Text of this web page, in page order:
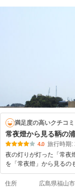
満足度の高いクチコミ
常夜燈から見る鞆の
4.0 旅行時期:
夜の灯りが灯った「常夜
を「常夜燈」から見るの
住所 広島県福山